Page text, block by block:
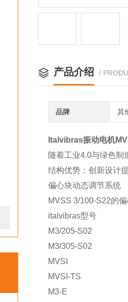
产品介绍 /
品牌 其
Italvibras振动电机
随着工业4.0与绿色制
结构优势：创新设计
偏心块动态调节系统
MVSS 3/100-S22的
italvibras型号
M3/205-S02
M3/305-S02
MVSI
MVSI-TS
M3-E